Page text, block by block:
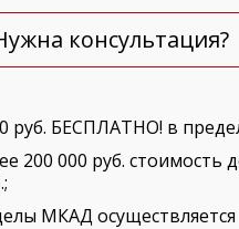
консультация?
руб. БЕСПЛАТНО! в
200 000 руб. стоимость
МКАД осуществляется